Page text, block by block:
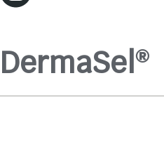
DermaSel ®